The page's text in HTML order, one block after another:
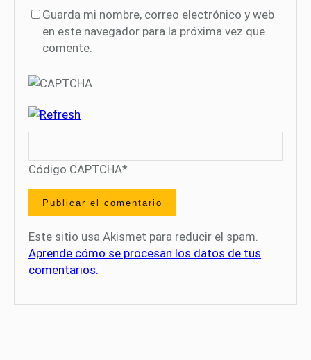
Guarda mi nombre, correo electrónico y web
en este navegador para la próxima vez que
comente.
Código CAPTCHA*
Este sitio usa Akismet para reducir el spam.
Aprende cómo se procesan los datos de tus
comentarios.